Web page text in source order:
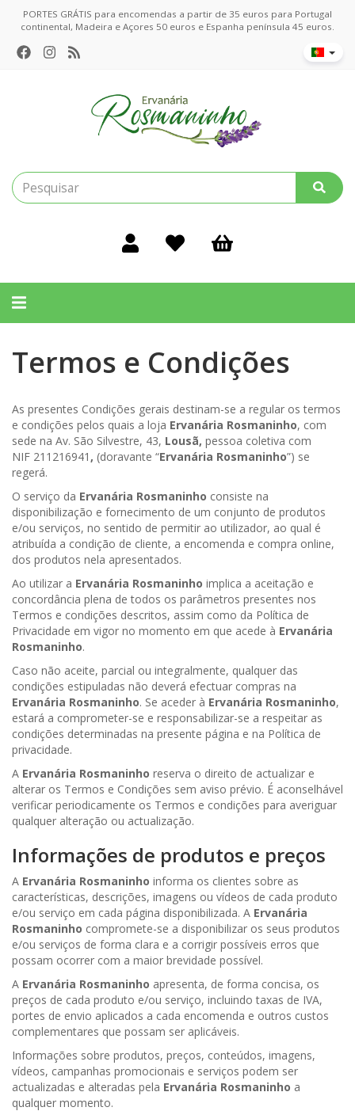
PORTES GRÁTIS para encomendas a partir de 35 euros para Portugal
continental, Madeira e Açores 50 euros e Espanha península 45 euros.
Alternar
Termos e Condições
As presentes Condições gerais destinam-se a regular os termos
e condições pelos quais a loja Ervanária Rosmaninho, com
sede na Av. São Silvestre, 43, Lousã, pessoa coletiva com
NIF 211216941 , (doravante “Ervanária Rosmaninho”) se
regerá.
O serviço da Ervanária Rosmaninho consiste na
disponibilização e fornecimento de um conjunto de produtos
e/ou serviços, no sentido de permitir ao utilizador, ao qual é
atribuída a condição de cliente, a encomenda e compra online,
dos produtos nela apresentados.
Ao utilizar a Ervanária Rosmaninho implica a aceitação e
concordância plena de todos os parâmetros presentes nos
Termos e condições descritos, assim como da Política de
Privacidade em vigor no momento em que acede à Ervanária
Rosmaninho.
Caso não aceite, parcial ou integralmente, qualquer das
condições estipuladas não deverá efectuar compras na
Ervanária Rosmaninho. Se aceder à Ervanária Rosmaninho,
estará a comprometer-se e responsabilizar-se a respeitar as
condições determinadas na presente página e na Política de
privacidade.
A Ervanária Rosmaninho reserva o direito de actualizar e
alterar os Termos e Condições sem aviso prévio. É aconselhável
verificar periodicamente os Termos e condições para averiguar
qualquer alteração ou actualização.
Informações de produtos e preços
A Ervanária Rosmaninho informa os clientes sobre as
características, descrições, imagens ou vídeos de cada produto
e/ou serviço em cada página disponibilizada. A Ervanária
Rosmaninho compromete-se a disponibilizar os seus produtos
e/ou serviços de forma clara e a corrigir possíveis erros que
possam ocorrer com a maior brevidade possível.
A Ervanária Rosmaninho apresenta, de forma concisa, os
preços de cada produto e/ou serviço, incluindo taxas de IVA,
portes de envio aplicados a cada encomenda e outros custos
complementares que possam ser aplicáveis.
Informações sobre produtos, preços, conteúdos, imagens,
vídeos, campanhas promocionais e serviços podem ser
actualizadas e alteradas pela Ervanária Rosmaninho a
qualquer momento.